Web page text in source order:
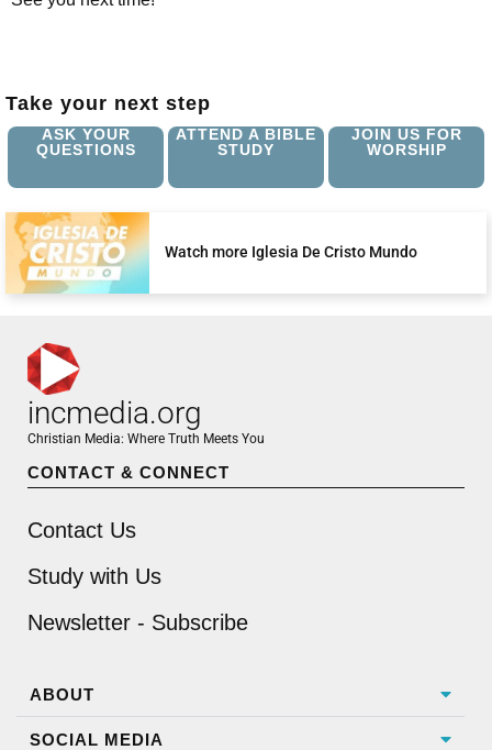
Take your next step
ASK YOUR
QUESTIONS
ATTEND A BIBLE
STUDY
JOIN US FOR
WORSHIP
Watch more Iglesia De Cristo Mundo
incmedia.org
Christian Media: Where Truth Meets You
CONTACT & CONNECT
Contact Us
Study with Us
Newsletter - Subscribe
ABOUT
SOCIAL MEDIA